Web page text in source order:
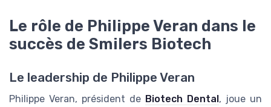
Le rôle de Philippe Veran dans le
succès de Smilers Biotech
Le leadership de Philippe Veran
Philippe Veran, président de Biotech Dental , joue un